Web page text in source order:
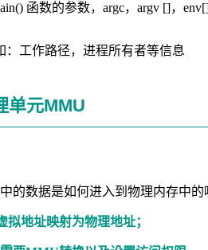
函数的参数，argc，argv []，
：工作路径，进程所有者等信息
单元MMU
的数据是如何进入到物理内存中的
地址映射为物理地址；